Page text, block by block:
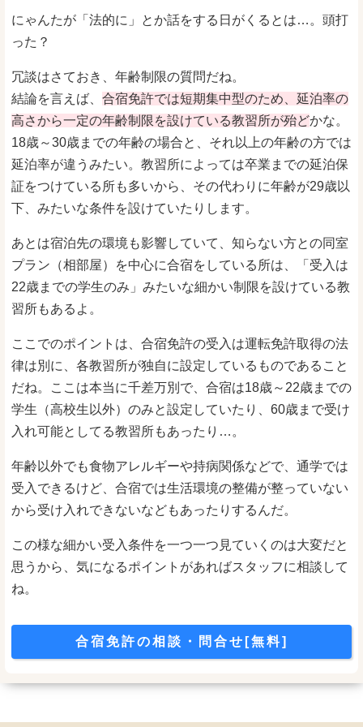
にゃんたが「法的に」とか話をする日がくるとは…。頭打
った？
冗談はさておき、年齢制限の質問だね。
結論を言えば、 合宿免許では短期集中型のため、延泊率の
高さから一定の年齢制限を設けている教習所が殆どかな。
18歳～30歳までの年齢の場合と、それ以上の年齢の方では
延泊率が違うみたい。教習所によっては卒業までの延泊保
証をつけている所も多いから、その代わりに年齢が29歳以
下、みたいな条件を設けていたりします。
あとは宿泊先の環境も影響していて、知らない方との同室
プラン（相部屋）を中心に合宿をしている所は、「受入は
22歳までの学生のみ」みたいな細かい制限を設けている教
習所もあるよ。
ここでのポイントは、合宿免許の受入は運転免許取得の法
律は別に、各教習所が独自に設定しているものであること
だね。ここは本当に千差万別で、合宿は18歳～22歳までの
学生（高校生以外）のみと設定していたり、60歳まで受け
入れ可能としてる教習所もあったり…。
年齢以外でも食物アレルギーや持病関係などで、通学では
受入できるけど、合宿では生活環境の整備が整っていない
から受け入れできないなどもあったりするんだ。
この様な細かい受入条件を一つ一つ見ていくのは大変だと
思うから、気になるポイントがあればスタッフに相談して
ね。
合宿免許の相談・問合せ[無料]